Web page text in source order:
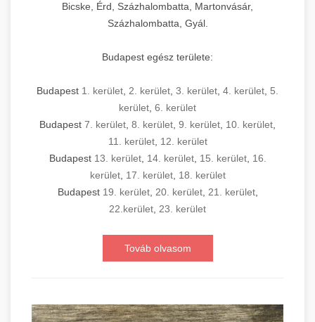
Bicske, Érd, Százhalombatta, Martonvásár,
Százhalombatta, Gyál.
Budapest egész területe:
Budapest 1. kerület, 2. kerület, 3. kerület, 4. kerület, 5.
kerület, 6. kerület
Budapest 7. kerület, 8. kerület, 9. kerület, 10. kerület,
11. kerület, 12. kerület
Budapest 13. kerület, 14. kerület, 15. kerület, 16.
kerület, 17. kerület, 18. kerület
Budapest 19. kerület, 20. kerület, 21. kerület,
22.kerület, 23. kerület
Továb olvasom